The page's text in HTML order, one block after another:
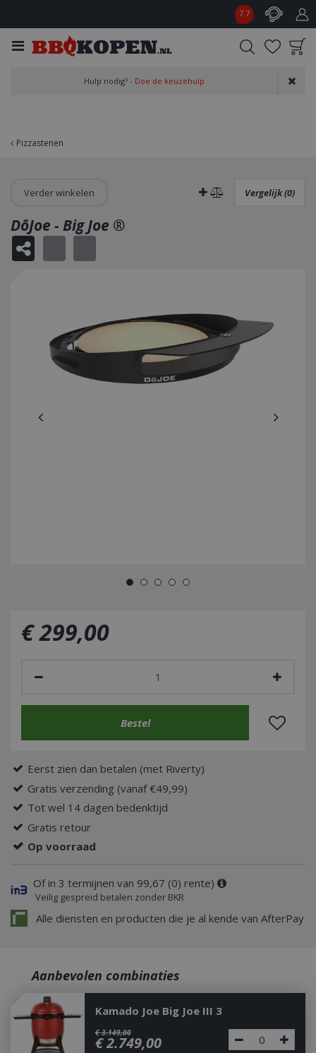
Pizzastenen
7.7
aan wensenlijst
Hulp nodig? - Doe de keuzehulp
Verder winkelen Vergelijk (0)
DōJoe - Big Joe ®
€299,00
Eerst zien dan betalen (met Riverty)
Gratis verzending (vanaf €49,99)
Tot wel 14 dagen bedenktijd
Gratis retour
Op voorraad
Of in 3 termijnen van 99,67 (0) rente)
Veilig gespreid betalen zonder BKR
Alle diensten en producten die je al kende van AfterPay
Aanbevolen combinaties
Kamado Joe Big Joe III 3
€ 3.149,00
€2.749,00